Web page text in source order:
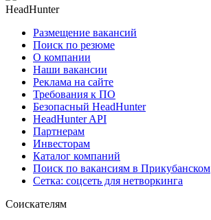
HeadHunter
Размещение вакансий
Поиск по резюме
О компании
Наши вакансии
Реклама на сайте
Требования к ПО
Безопасный HeadHunter
HeadHunter API
Партнерам
Инвесторам
Каталог компаний
Поиск по вакансиям в Прикубанском
Сетка: соцсеть для нетворкинга
Соискателям